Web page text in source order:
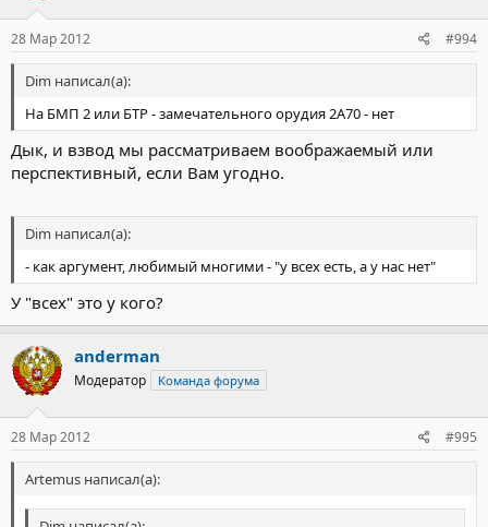
28 Мар 2012 #994
Dim написал(а):
На БМП 2 или БТР - замечательного орудия 2А70 - нет
Дык, и взвод мы рассматриваем воображаемый или
перспективный, если Вам угодно.
Dim написал(а):
- как аргумент, любимый многими - "у всех есть, а у нас нет"
У "всех" это у кого?
anderman
Модератор Команда форума
28 Мар 2012 #995
Artemus написал(а):